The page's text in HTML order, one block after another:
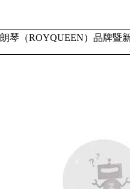
朗琴（ROYQUEEN）品牌暨